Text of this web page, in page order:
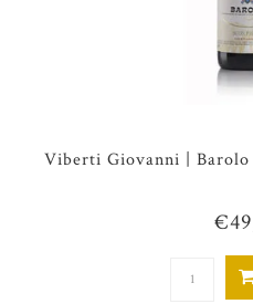
Viberti Giovanni | Barolo